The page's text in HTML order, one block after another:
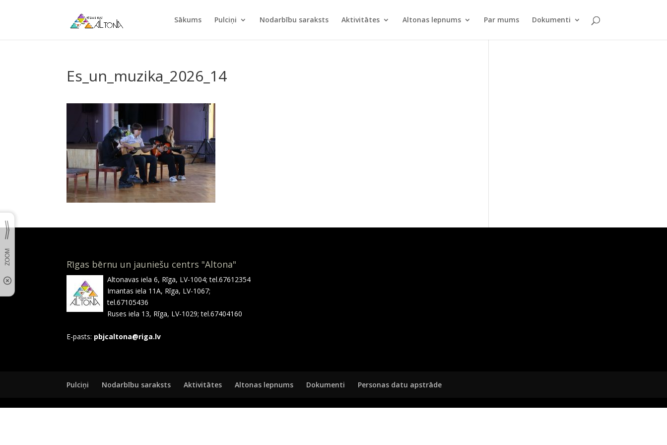
Sākums Pulciņi Nodarbību saraksts Aktivitātes Altonas lepnums Par mums Dokumenti
Es_un_muzika_2026_14
Rīgas bērnu un jauniešu centrs "Altona"
Altonavas iela 6, Rīga, LV-1004; tel.67612354
Imantas iela 11A, Rīga, LV-1067;
tel.67105436
Ruses iela 13, Rīga, LV-1029; tel.67404160
E-pasts: pbjcaltona@riga.lv
Pulciņi Nodarbību saraksts Aktivitātes Altonas lepnums Dokumenti Personas datu apstrāde